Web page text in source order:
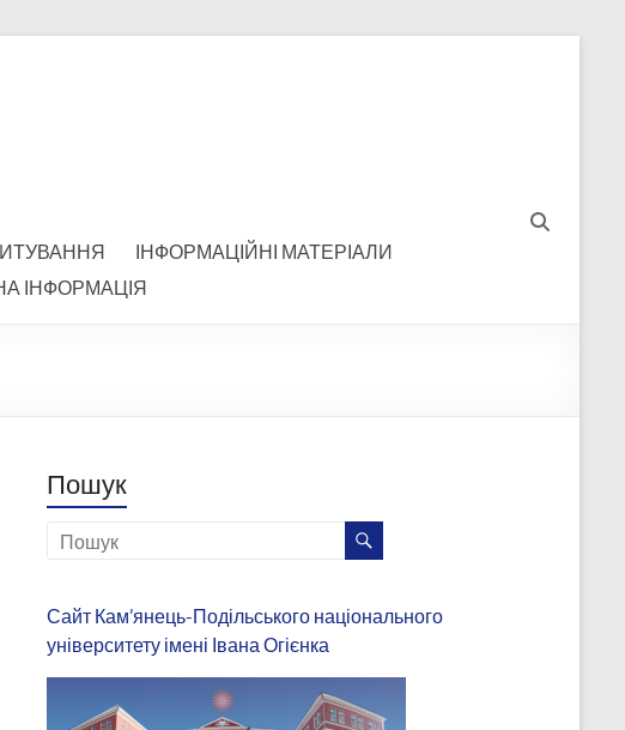
ІНФОРМАЦІЙНІ МАТЕРІАЛИ
ІНФОРМАЦІЯ
Пошук
Сайт Кам’янець-Подільського національного
університету імені Івана Огієнка